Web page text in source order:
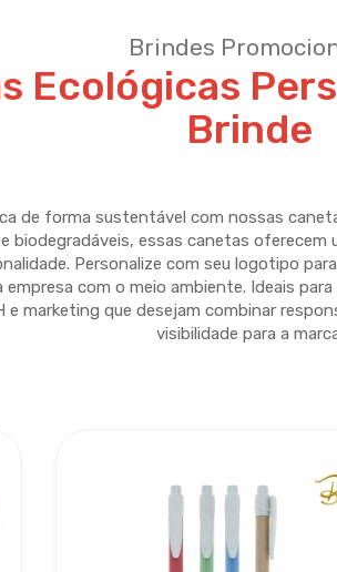
Ecológicas
Brinde
Brindes
de forma sustentável com nossas
biodegradáveis, essas canetas
Personalize com seu logotipo
empresa com o meio ambiente. Ideais
e marketing que desejam combinar
visibilidade para a